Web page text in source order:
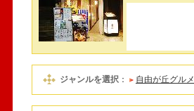
ジャンルを選択 ： 自由が丘グルメ